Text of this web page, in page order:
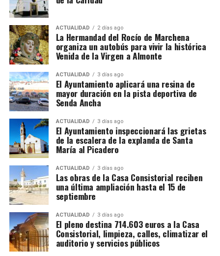
al proyecto o al comienzo de la intervención,
mientras que los trabajos de terminación pudieron
extenderse durante los años siguientes.
El resultado fue una torre en la que conviven la
tradición constructiva mudéjar y el lenguaje
renacentista. El cuerpo de campanas presenta
grandes arcos de medio punto, mientras que el friso
y el chapitel incorporan azulejería, uno de los
elementos más característicos de la arquitectura
religiosa marchenera. El Plan Especial de Protección
del Conjunto Histórico de Marchena describe
precisamente la torre como una construcción
rematada por chapitel y decorada con azulejos tanto
en el friso como en su coronación.
La lectura de los muros permite plantear que el
actual campanario se levantó sobre una torre
anterior, probablemente medieval. Los dos arcos
aparentemente tapiados visibles bajo el friso
cerámico podrían ser una de las huellas de aquella
fase primitiva, aunque esta hipótesis no debe
ACTUALIDAD 2 días ago
La Hermandad del Rocío de Marchena
organiza un autobús para vivir la histórica
Venida de la Virgen a Almonte
ACTUALIDAD 3 días ago
El Ayuntamiento aplicará una resina de
mayor duración en la pista deportiva de
Senda Ancha
ACTUALIDAD 3 días ago
El Ayuntamiento inspeccionará las grietas
de la escalera de la explanda de Santa
María al Picadero
ACTUALIDAD 3 días ago
Las obras de la Casa Consistorial reciben
una última ampliación hasta el 15 de
septiembre
ACTUALIDAD 3 días ago
El pleno destina 714.603 euros a la Casa
Consistorial, limpieza, calles, climatizar el
auditorio y servicios públicos